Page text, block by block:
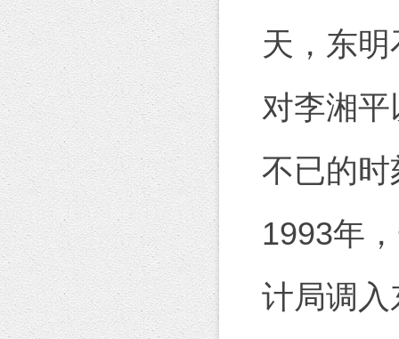
天，东
对李湘
不已的时
1993年
计局调